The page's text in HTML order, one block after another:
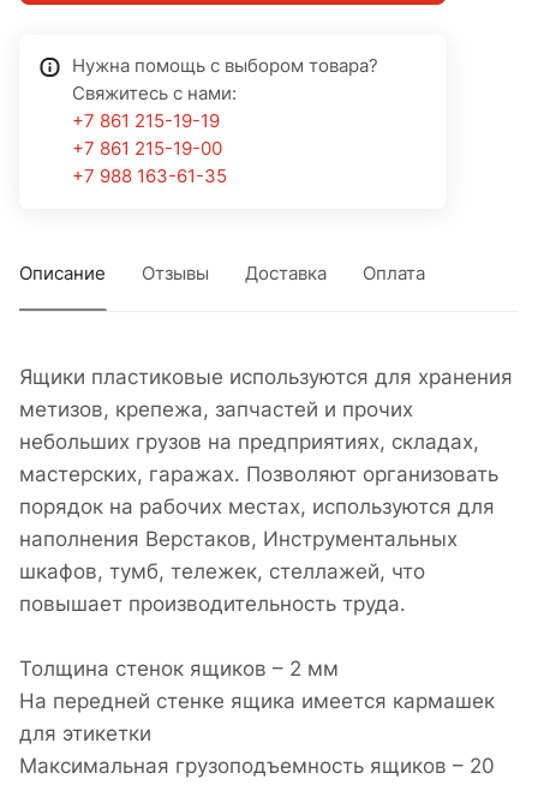
Нужна помощь с выбором товара?
Свяжитесь с нами:
+7 861 215-19-19
+7 861 215-19-00
+7 988 163-61-35
Описание Отзывы Доставка Оплата
Ящики пластиковые используются для хранения
метизов, крепежа, запчастей и прочих
небольших грузов на предприятиях, складах,
мастерских, гаражах. Позволяют организовать
порядок на рабочих местах, используются для
наполнения Верстаков, Инструментальных
шкафов, тумб, тележек, стеллажей, что
повышает производительность труда.
Толщина стенок ящиков – 2 мм
На передней стенке ящика имеется кармашек
для этикетки
Максимальная грузоподъемность ящиков – 20